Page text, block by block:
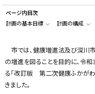
d
o
u
w
a
c
t
ページ内目次
計画の基本目標
計画の構成
市では、健康増進法及び深川
の増進を図ることを目的に、令
る「改訂版 第二次健康ふかがわ
きました。